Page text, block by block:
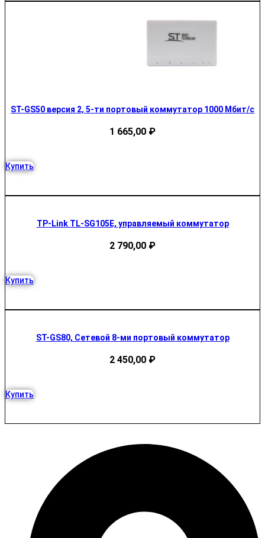
ST-GS50 версия 2, 5-ти портовый коммутатор 1000 Мбит/с
1 665,00 ₽
Купить
TP-Link TL-SG105E, управляемый коммутатор
2 790,00 ₽
Купить
ST-GS80, Cетевой 8-ми портовый коммутатор
2 450,00 ₽
Купить